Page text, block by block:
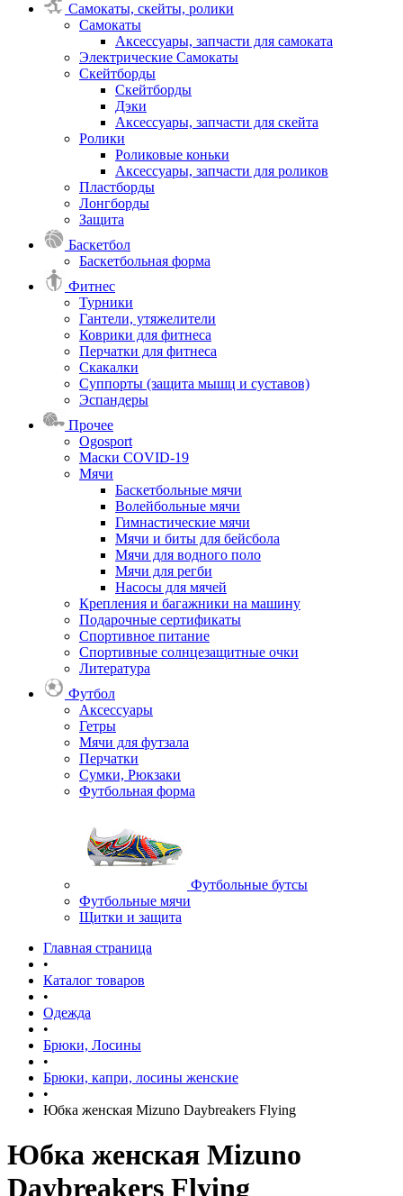
Самокаты, скейты, ролики
Самокаты
Аксессуары, запчасти для самоката
Электрические Самокаты
Скейтборды
Скейтборды
Дэки
Аксессуары, запчасти для скейта
Ролики
Роликовые коньки
Аксессуары, запчасти для роликов
Пластборды
Лонгборды
Защита
Баскетбол
Баскетбольная форма
Фитнес
Турники
Гантели, утяжелители
Коврики для фитнеса
Перчатки для фитнеса
Скакалки
Суппорты (защита мышц и суставов)
Эспандеры
Прочее
Ogosport
Маски COVID-19
Мячи
Баскетбольные мячи
Волейбольные мячи
Гимнастические мячи
Мячи и биты для бейсбола
Мячи для водного поло
Мячи для регби
Насосы для мячей
Крепления и багажники на машину
Подарочные сертификаты
Спортивное питание
Спортивные солнцезащитные очки
Литература
Футбол
Аксессуары
Гетры
Мячи для футзала
Перчатки
Сумки, Рюкзаки
Футбольная форма
Футбольные бутсы
Футбольные мячи
Щитки и защита
Главная страница
•
Каталог товаров
•
Одежда
•
Брюки, Лосины
•
Брюки, капри, лосины женские
•
Юбка женская Mizuno Daybreakers Flying
Юбка женская Mizuno
Daybreakers Flying